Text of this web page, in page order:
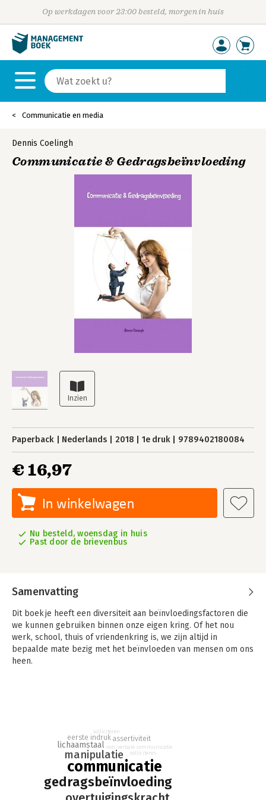
Op werkdagen voor 23:00 besteld, morgen in huis
Communicatie en media
Dennis Coelingh
Communicatie & Gedragsbeïnvloeding
Paperback Nederlands 2018 1e druk 9789402180084
€ 16,97
In winkelwagen
Nu besteld, woensdag in huis
Past door de brievenbus
Samenvatting
Dit boekje heeft een diversiteit aan beïnvloedingsfactoren die
we kunnen gebruiken binnen onze eigen kring. Of het nou
werk, school, thuis of vriendenkring is, we zijn altijd in
bepaalde mate bezig met het beïnvloeden van mensen om ons
heen.
Er staan ook waarschuwingen in omdat je bewust moet zijn in
de mate en vorm van beïnvloeden en dat je geen mensen
beschadigd tijdens dit proces. Wees realistisch en voor je
begint te beïnvloeden of te manipuleren, vraag je af of het
nodig is om te doen. Eén van de redenen dat ik dit geschreven
heb is dat we allemaal manipuleren maar in veel gevallen
communicatie
gedragsbeïnvloeding
manipulatie
lichaamstaal
eerste indruk assertiviteit
solliciteren
non-verbale communicatie
solliciteren